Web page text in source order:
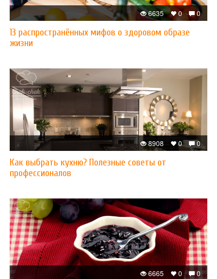
0
0
6635
13 распространённых мифов о здоровом образе
жизни
0
0
8908
Как выбрать кухню? Полезные советы от
профессионалов
0
0
6665